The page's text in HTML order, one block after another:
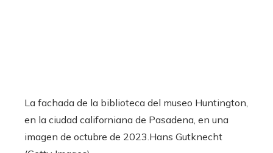
La fachada de la biblioteca del museo Huntington,
en la ciudad californiana de Pasadena, en una
imagen de octubre de 2023.Hans Gutknecht